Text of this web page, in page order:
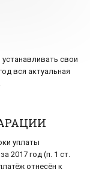
свои
вся актуальная
уплаты
2017 год (п. 1 ст.
отнесён к